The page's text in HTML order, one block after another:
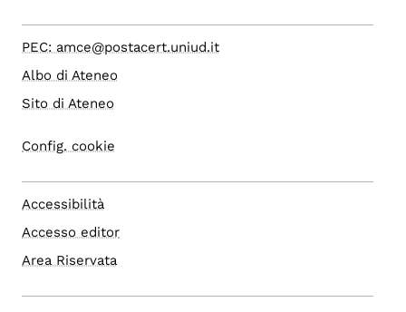
PEC: amce@postacert.uniud.it
Albo di Ateneo
Sito di Ateneo
Config. cookie
Accessibilità
Accesso editor
Area Riservata